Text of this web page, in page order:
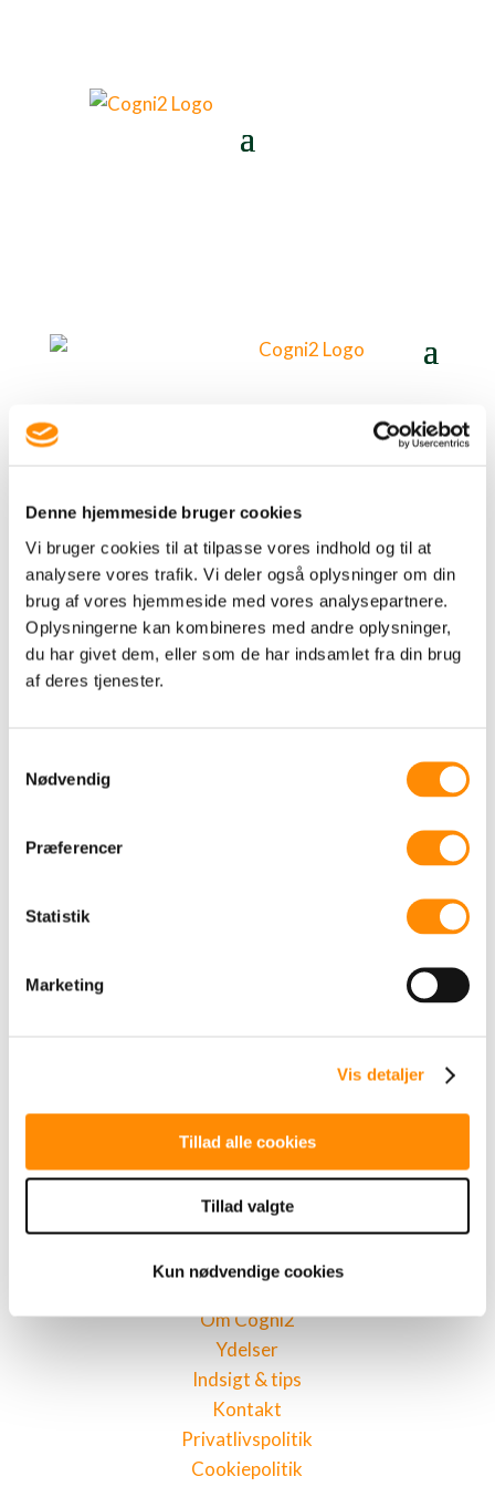
Denne hjemmeside bruger cookies
Vi bruger cookies til at tilpasse vores indhold og til at
analysere vores trafik. Vi deler også oplysninger om din
brug af vores hjemmeside med vores analysepartnere.
Oplysningerne kan kombineres med andre oplysninger,
du har givet dem, eller som de har indsamlet fra din brug
af deres tjenester.
Nødvendig
Præferencer
Statistik
Marketing
Vis detaljer
Tillad alle cookies
Tillad valgte
Kun nødvendige cookies
Kontakt
Vegavej 10
8270 Højbjerg
info@cogni2.dk
Menu
Om Cogni2
Ydelser
Indsigt & tips
Kontakt
Privatlivspolitik
Cookiepolitik